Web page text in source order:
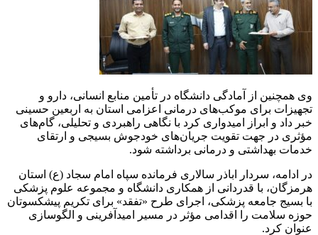
وی همچنین از آمادگی دانشگاه در تأمین منابع انسانی، دارو و
تجهیزات برای موکب‌های درمانی اعزامی استان به اربعین حسینی
خبر داد و ابراز امیدواری کرد با نگاهی راهبردی و تحلیلی، گام‌های
مؤثری در جهت تقویت جریان‌های خودجوش بسیجی و ارتقای
خدمات بهداشتی و درمانی برداشته شود.
در ادامه، سردار اباذر سالاری فرمانده سپاه امام سجاد (ع) استان
هرمزگان، با قدردانی از همکاری دانشگاه و مجموعه علوم پزشکی
با بسیج جامعه پزشکی، اجرای طرح «تفقد» برای تکریم پیشکسوتان
حوزه سلامت را اقدامی مؤثر در مسیر امیدآفرینی و الگوسازی
عنوان کرد.